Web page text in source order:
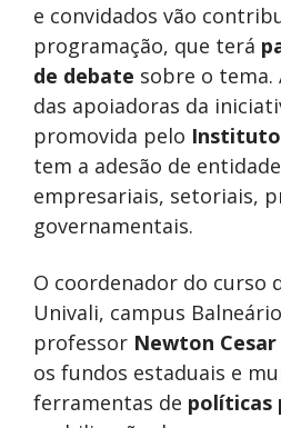
e convidados vão
programação, que terá
de debate sobre o tema.
das apoiadoras da
promovida pelo Instituto
tem a adesão de
empresariais, setoriais,
governamentais.
O coordenador do curso
Univali, campus
professor Newton Cesar
os fundos estaduais e
ferramentas de políticas